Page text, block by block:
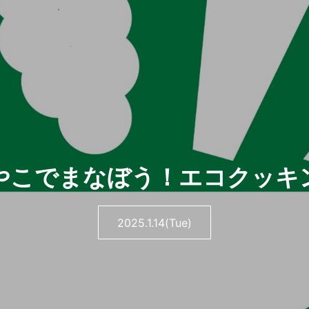
こでまなぼう！エコクッキ
2025.1.14(Tue)